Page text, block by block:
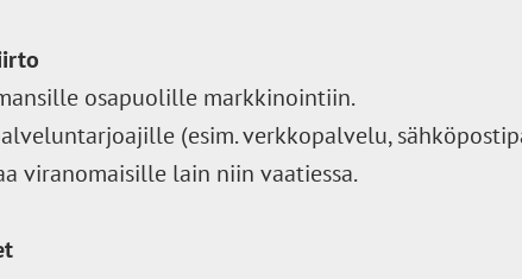
osapuolille markkinointiin.
(esim. verkkopalvelu,
viranomaisille lain niin vaatiessa.